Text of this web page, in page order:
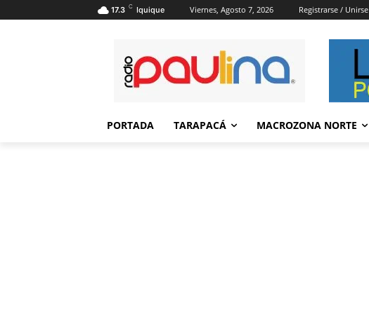
17.3 C Iquique Viernes, Agosto 7, 2026 Registrarse / Unirse
PORTADA TARAPACÁ MACROZONA NORTE